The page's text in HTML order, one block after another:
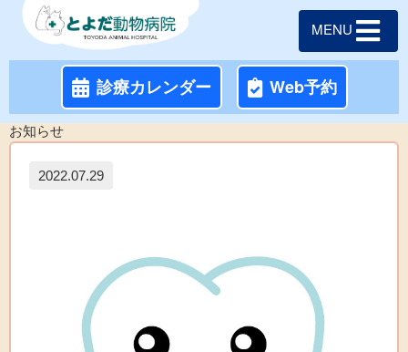
診療カレンダー Web予約
MENU
お知らせ
2022.07.29